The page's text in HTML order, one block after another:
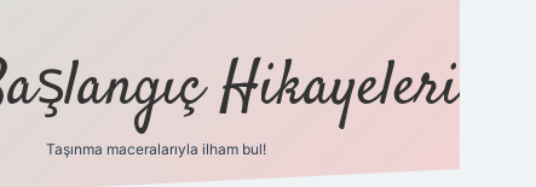
Hikayeleri
Taşınma maceralarıyla ilham bul!